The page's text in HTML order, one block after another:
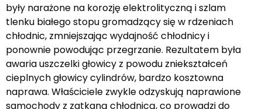
były narażone na korozję elektrolityczną i szlam
tlenku białego stopu gromadzący się w rdzeniach
chłodnic, zmniejszając wydajność chłodnicy i
ponownie powodując przegrzanie. Rezultatem była
awaria uszczelki głowicy z powodu zniekształceń
cieplnych głowicy cylindrów, bardzo kosztowna
naprawa. Właściciele zwykle odzyskują naprawione
samochody z zatkaną chłodnicą, co prowadzi do